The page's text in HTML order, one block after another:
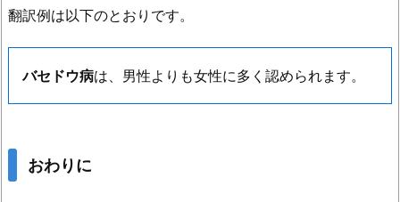
翻訳例は以下のとおりです。
バセドウ病は、男性よりも女性に多く認められます。
おわりに